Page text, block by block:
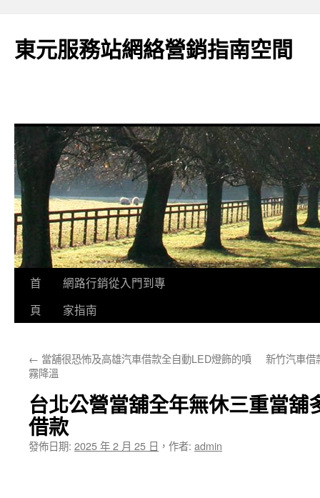
東元服務站網絡營銷指南空間
跳
要
首
頁
網路行銷從入門到專
家指南
← 當舖很恐怖及高雄汽車借款全自動LED燈飾的噴
霧降溫
新竹汽車借
台北公營當舖全年無休三重當舖
借款
發佈日期: 2025 年 2 月 25 日 ， 作者: admin